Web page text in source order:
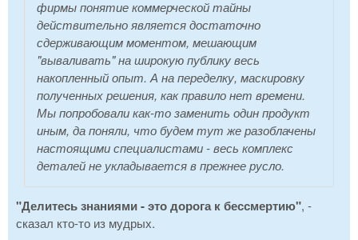
фирмы понятие коммерческой тайны
действительно является достаточно
сдерживающим моментом, мешающим
"вываливать" на широкую публику весь
накопленный опыт. А на переделку, маскировку
полученных решения, как правило нет времени.
Мы попробовали как-то заменить один продукт
иным, да поняли, что будем тут же разоблачены
настоящими специалистами - весь комплекс
деталей не укладывается в прежнее русло.
"Делитесь знаниями - это дорога к бессмертию", -
сказал кто-то из мудрых.